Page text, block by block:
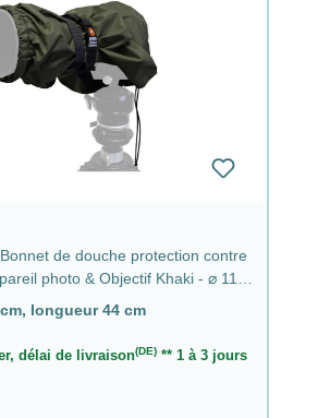
de douche protection contre
photo & Objectif Khaki - ⌀ 11,5
cm, longueur 44 cm
délai de livraison(DE)** 1 à 3 jours